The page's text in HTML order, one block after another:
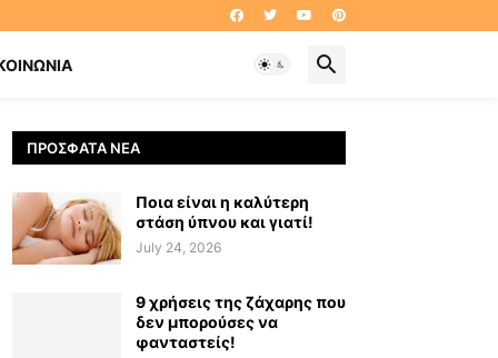
ΠΡΌΣΦΑΤΑ ΝΈΑ
Ποια είναι η καλύτερη
στάση ύπνου και γιατί!
July 24, 2026
9 χρήσεις της ζάχαρης που
δεν μπορούσες να
φανταστείς!